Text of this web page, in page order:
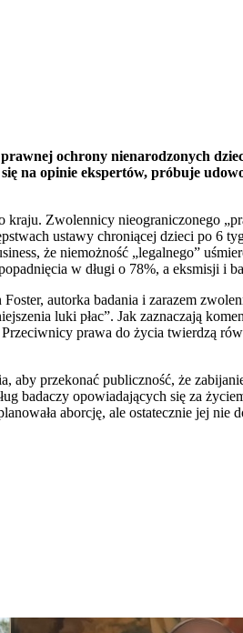
ochrony nienarodzonych
na opinie ekspertów, próbuje
Zwolennicy nieograniczonego
ustawy chroniącej dzieci po 6
że niemożność „legalnego”
w długi o 78%, a eksmisji i
autorka badania i zarazem
luki płac”. Jak zaznaczają
prawa do życia twierdzą
przekonać publiczność, że
opowiadających się za
aborcję, ale ostatecznie jej nie